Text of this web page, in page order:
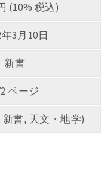
(10% 税込)
年3月10日
新書
ページ
新書, 天文・地学)